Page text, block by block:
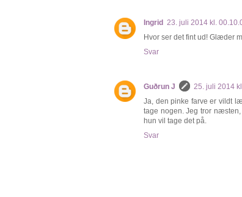
Ingrid 23. juli 2014 kl.
Hvor ser det fint ud! Glæder
Svar
Guðrun J
25. juli 2014
Ja, den pinke farve er vildt
tage nogen. Jeg tror
hun vil tage det på.
Svar